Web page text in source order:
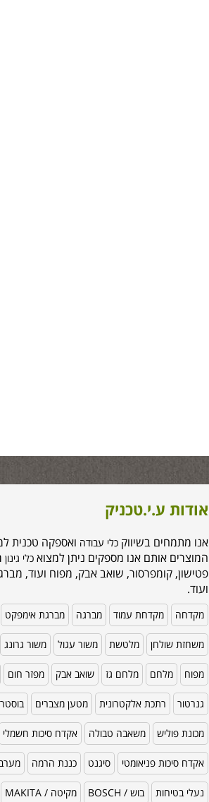
אודות ע.י.טכניק
אנו מתמחים בשיווקכלי עבודה ואספקה טכנית
המוצרים אותם אנו מספקים ניתן למצואכלי גינון
פטישון, קומפרסור, שואב אבק, מפוח ועוד,
ועוד.
מקדחה מקדחת עמוד מברגה מברגת אימפקט
משחזת שולחן מלטשת משור עגול משור גרונג
מפוח מלחם מלחם גז שואב אבק מפזר חום
גנרטור רתכת אלקטרונית מטען מצברים
מכונת פוליש משאבה טבולה אקדח סיכות חשמלי
אקדח סיכות פניאומטי סיגנט כננת הרמה
נעלי בטיחות בוש / BOSCH מקיטה / MAKITA